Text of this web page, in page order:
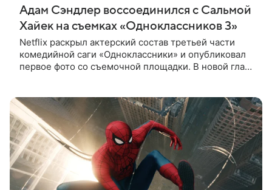
Адам Сэндлер воссоединился с Сальмой
Хайек на съемках «Одноклассников 3»
Netflix раскрыл актерский состав третьей части
комедийной саги «Одноклассники» и опубликовал
первое фото со съемочной площадки. В новой главе